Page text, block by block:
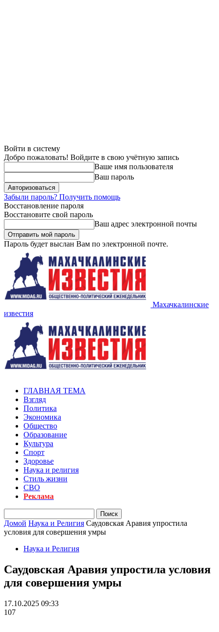
Войти в систему
Добро пожаловать! Войдите в свою учётную запись
Ваше имя пользователя
Ваш пароль
Забыли пароль? Получить помощь
Восстановление пароля
Восстановите свой пароль
Ваш адрес электронной почты
Пароль будет выслан Вам по электронной почте.
Махачкалинские
известия
ГЛАВНАЯ ТЕМА
Взгляд
Политика
Экономика
Общество
Образование
Культура
Спорт
Здоровье
Наука и религия
Стиль жизни
СВО
Реклама
Домой Наука и Религия Саудовская Аравия упростила
условия для совершения умры
Наука и Религия
Саудовская Аравия упростила условия
для совершения умры
17.10.2025 09:33
107